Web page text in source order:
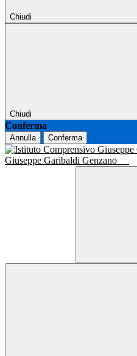
Chiudi
Chiudi
Conferma
Annulla Conferma
Giuseppe Garibaldi Genzano